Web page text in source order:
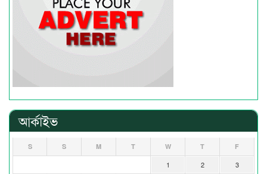
আর্কাইভ
S S M T W T F
1 2
3